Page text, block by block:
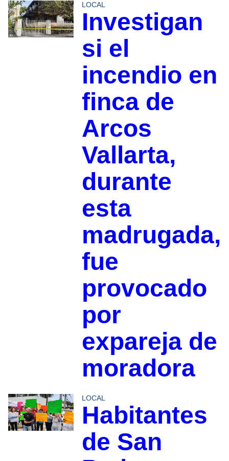
LOCAL
Investigan
si el
incendio en
finca de
Arcos
Vallarta,
durante
esta
madrugada,
fue
provocado
por
expareja de
moradora
LOCAL
Habitantes
de San